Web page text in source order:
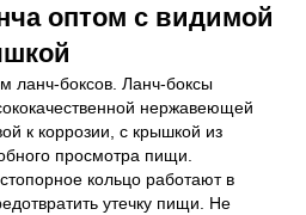
оптом с видимой
ланч-боксов. Ланч-боксы
нержавеющей
к коррозии, с крышкой из
просмотра пищи.
кольцо работают в
утечку пищи. Не